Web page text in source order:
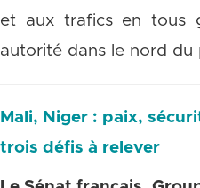
et aux trafics en tous
autorité dans le nord du
Mali, Niger : paix,
trois défis à relever